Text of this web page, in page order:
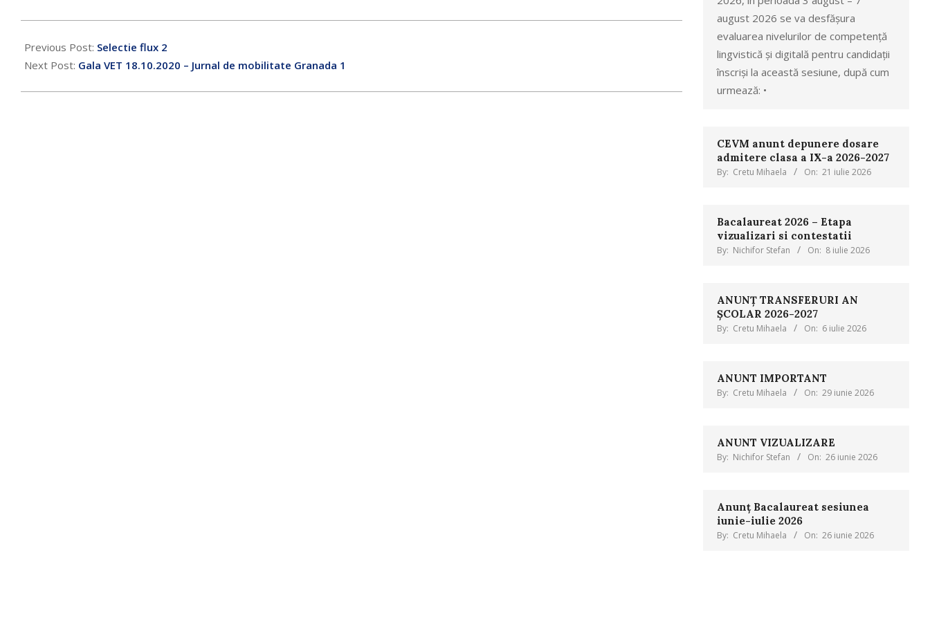
Previous Post: Selectie flux 2
Next Post: Gala VET 18.10.2020 – Jurnal de mobilitate Granada 1
august 2026 se va desfășura
evaluarea nivelurilor de competență
lingvistică și digitală pentru candidații
înscriși la această sesiune, după cum
urmează: •
CEVM anunt depunere dosare
admitere clasa a IX-a 2026-2027
By: Cretu Mihaela On: 21 iulie 2026
Bacalaureat 2026 – Etapa
vizualizari si contestatii
By: Nichifor Stefan On: 8 iulie 2026
ANUNȚ TRANSFERURI AN
ȘCOLAR 2026-2027
By: Cretu Mihaela On: 6 iulie 2026
ANUNT IMPORTANT
By: Cretu Mihaela On: 29 iunie 2026
ANUNT VIZUALIZARE
By: Nichifor Stefan On: 26 iunie 2026
Anunț Bacalaureat sesiunea
iunie-iulie 2026
By: Cretu Mihaela On: 26 iunie 2026